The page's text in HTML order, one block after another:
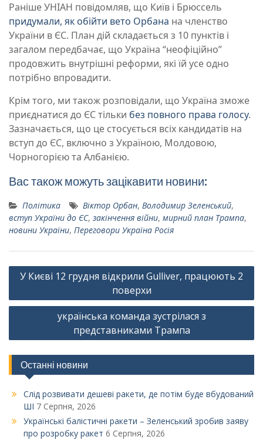
Раніше УНІАН повідомляв, що Київ і Брюссель
придумали, як обійти вето Орбана на членство
України в ЄС. План дій складається з 10 пунктів і
загалом передбачає, що Україна “неофіційно”
продовжить внутрішні реформи, які їй усе одно
потрібно впровадити.
Крім того, ми також розповідали, що Україна зможе
приєднатися до ЄС тільки без повного права голосу.
Зазначається, що це стосується всіх кандидатів на
вступ до ЄС, включно з Україною, Молдовою,
Чорногорією та Албанією.
Вас також можуть зацікавити новини:
Політика Віктор Орбан, Володимир Зеленський,
вступ України до ЄС, закінчення війни, мирний план Трампа,
новини України, Переговори Україна Росія
Навігація
У Києві 12 грудня відкрили Gulliver, працюють 2
поверхи
українська команда зустрілася з
представниками Трампа
Останні новини
Слід розвивати дешеві ракети, де потім буде вбудований
ШІ 7 Серпня, 2026
Українські балістичні ракети – Зеленський зробив заяву
про розробку ракет 6 Серпня, 2026